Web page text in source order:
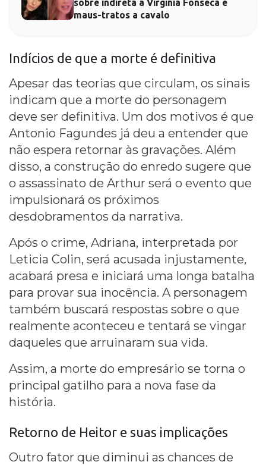
sobre indireta a Virginia Fonseca e
maus-tratos a cavalo
Indícios de que a morte é definitiva
Apesar das teorias que circulam, os sinais
indicam que a morte do personagem
deve ser definitiva. Um dos motivos é que
Antonio Fagundes já deu a entender que
não espera retornar às gravações. Além
disso, a construção do enredo sugere que
o assassinato de Arthur será o evento que
impulsionará os próximos
desdobramentos da narrativa.
Após o crime, Adriana, interpretada por
Leticia Colin, será acusada injustamente,
acabará presa e iniciará uma longa batalha
para provar sua inocência. A personagem
também buscará respostas sobre o que
realmente aconteceu e tentará se vingar
daqueles que arruinaram sua vida.
Assim, a morte do empresário se torna o
principal gatilho para a nova fase da
história.
Retorno de Heitor e suas implicações
Outro fator que diminui as chances de